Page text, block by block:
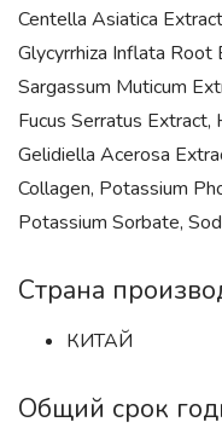
Centella Asiatica
Glycyrrhiza Inflata Root
Sargassum Muticum
Fucus Serratus Extract,
Gelidiella Acerosa
Collagen, Potassium
Potassium Sorbate,
Страна
КИТАЙ
Общий срок